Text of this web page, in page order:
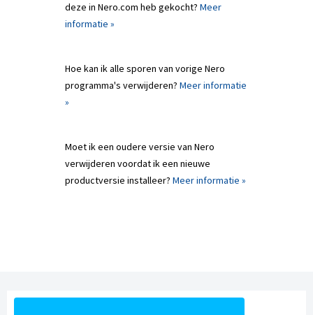
deze in Nero.com heb gekocht? Meer
informatie »
Hoe kan ik alle sporen van vorige Nero
programma's verwijderen? Meer informatie
»
Moet ik een oudere versie van Nero
verwijderen voordat ik een nieuwe
productversie installeer? Meer informatie »